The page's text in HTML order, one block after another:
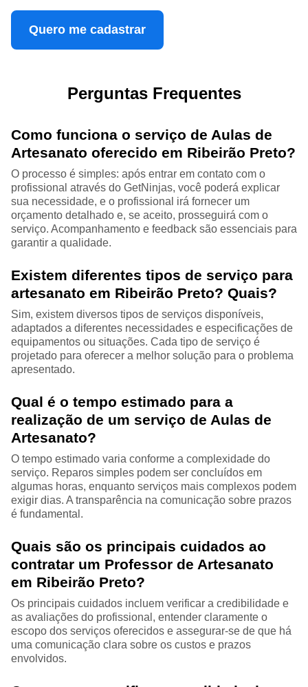
Quero me cadastrar
Perguntas Frequentes
Como funciona o serviço de Aulas de
Artesanato oferecido em Ribeirão Preto?
O processo é simples: após entrar em contato com o
profissional através do GetNinjas, você poderá explicar
sua necessidade, e o profissional irá fornecer um
orçamento detalhado e, se aceito, prosseguirá com o
serviço. Acompanhamento e feedback são essenciais para
garantir a qualidade.
Existem diferentes tipos de serviço para
artesanato em Ribeirão Preto? Quais?
Sim, existem diversos tipos de serviços disponíveis,
adaptados a diferentes necessidades e especificações de
equipamentos ou situações. Cada tipo de serviço é
projetado para oferecer a melhor solução para o problema
apresentado.
Qual é o tempo estimado para a
realização de um serviço de Aulas de
Artesanato?
O tempo estimado varia conforme a complexidade do
serviço. Reparos simples podem ser concluídos em
algumas horas, enquanto serviços mais complexos podem
exigir dias. A transparência na comunicação sobre prazos
é fundamental.
Quais são os principais cuidados ao
contratar um Professor de Artesanato
em Ribeirão Preto?
Os principais cuidados incluem verificar a credibilidade e
as avaliações do profissional, entender claramente o
escopo dos serviços oferecidos e assegurar-se de que há
uma comunicação clara sobre os custos e prazos
envolvidos.